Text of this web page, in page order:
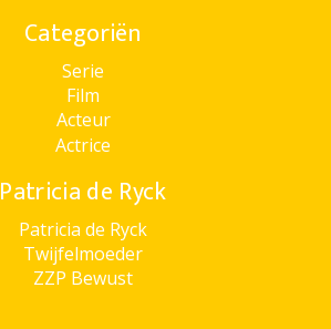
Categoriën
Serie
Film
Acteur
Actrice
Patricia de Ryck
Patricia de Ryck
Twijfelmoeder
ZZP Bewust